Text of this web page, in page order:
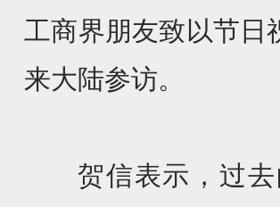
工商界朋友致以节日
来大陆参访。
贺信表示，过